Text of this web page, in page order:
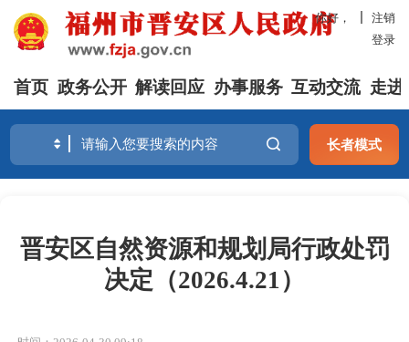
你好，
注销
登录
首页 政务公开 解读回应 办事服务 互动交流 走进
长者模式
晋安区自然资源和规划局行政处罚
决定（2026.4.21）